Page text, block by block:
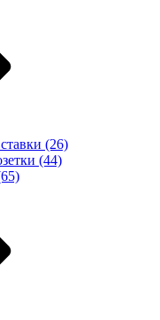
(26)
(44)